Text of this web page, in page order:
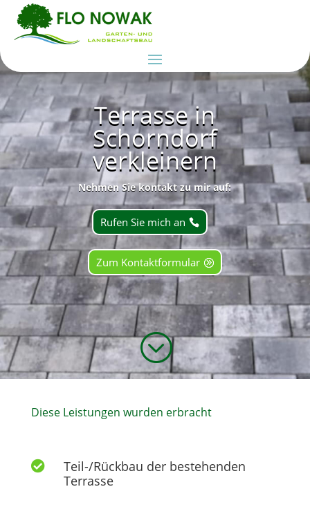
Terrasse in
Schorndorf
verkleinern
Nehmen Sie kontakt zu mir auf:
Rufen Sie mich an
Zum Kontaktformular
;
Diese Leistungen wurden erbracht

Teil-/Rückbau der bestehenden
Terrasse